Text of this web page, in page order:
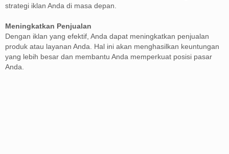
strategi iklan Anda di masa depan.
Meningkatkan Penjualan
Dengan iklan yang efektif, Anda dapat meningkatkan penjualan
produk atau layanan Anda. Hal ini akan menghasilkan keuntungan
yang lebih besar dan membantu Anda memperkuat posisi pasar
Anda.